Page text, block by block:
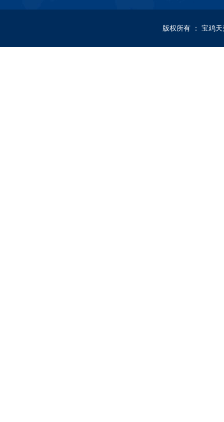
版权所有 ： 宝鸡